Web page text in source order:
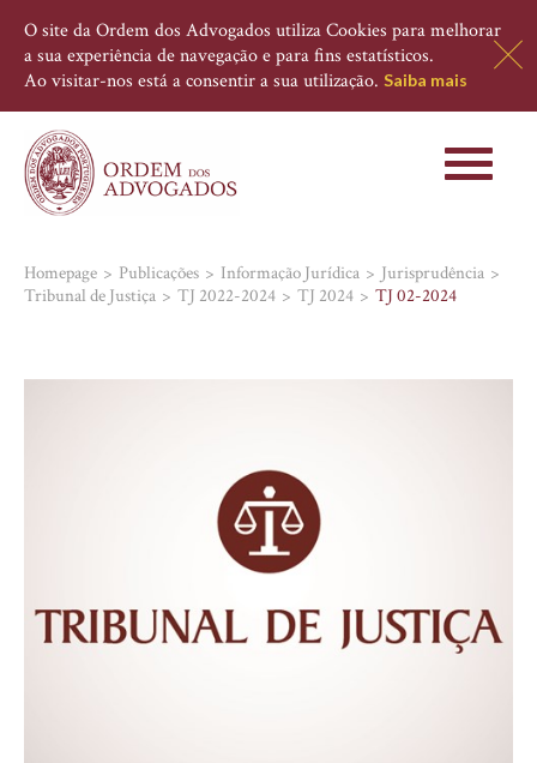
O site da Ordem dos Advogados utiliza Cookies para melhorar
a sua experiência de navegação e para fins estatísticos.
Ao visitar-nos está a consentir a sua utilização. Saiba mais
Toggle
Homepage Publicações Informação Jurídica
Jurisprudência
Tribunal de Justiça
TJ 2022-2024 TJ 2024 TJ 02-2024